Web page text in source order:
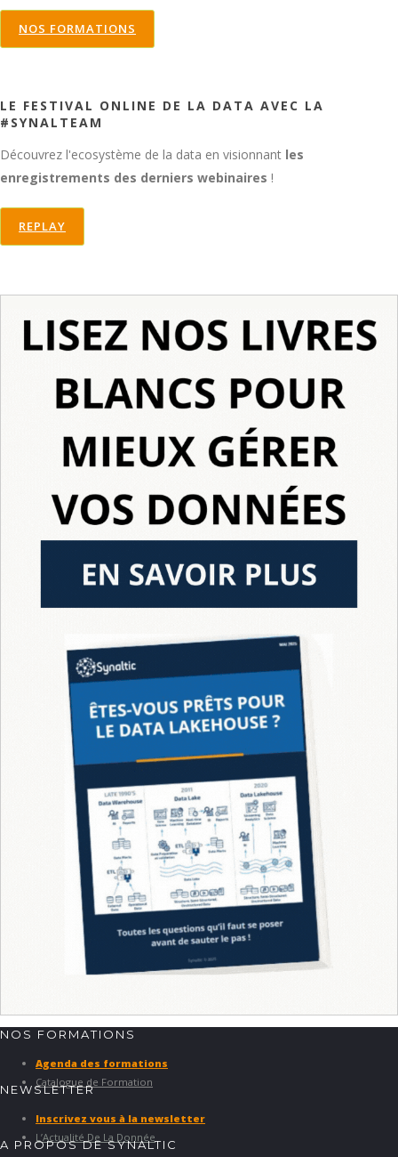
NOS FORMATIONS
LE FESTIVAL ONLINE DE LA DATA AVEC LA
#SYNALTEAM
Découvrez l'ecosystème de la data en visionnant les
enregistrements des derniers webinaires !
REPLAY
NOS FORMATIONS
Agenda des formations
Catalogue de Formation
NEWSLETTER
Inscrivez vous à la newsletter
L’Actualité De La Donnée
A PROPOS DE SYNALTIC